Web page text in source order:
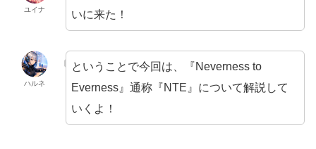
ユイナ
いに来た！
ハルネ
ということで今回は、『Neverness to
Everness』通称『NTE』について解説して
いくよ！